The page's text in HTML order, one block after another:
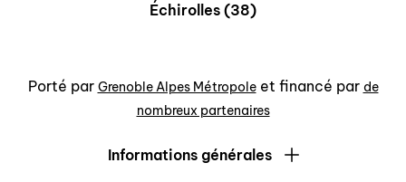
Échirolles (38)
Porté par Grenoble Alpes Métropoleet financé par de
nombreux partenaires
Informations générales